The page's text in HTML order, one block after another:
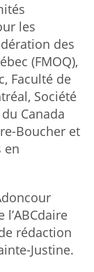
les
des
(FMOQ),
Faculté de
Société
Canada
Boucher et
en
rédaction
Justine.